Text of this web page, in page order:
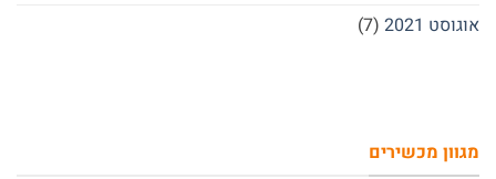
אוגוסט 2021
(7)
מגוון מכשירים